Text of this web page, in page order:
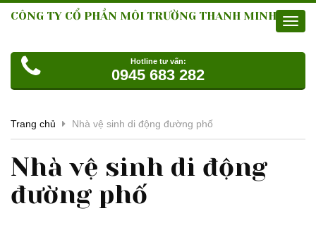
CÔNG TY CỔ PHẦN MÔI TRƯỜNG THANH MINH
Hotline tư vấn:
0945 683 282
Trang chủ Nhà vệ sinh di động đường phố
Nhà vệ sinh di động
đường phố